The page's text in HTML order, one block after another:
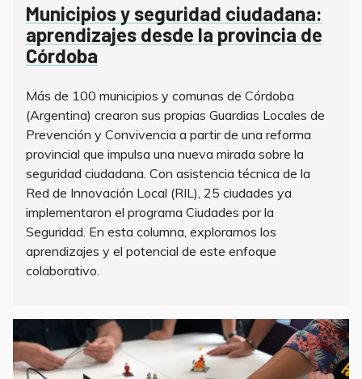
Municipios y seguridad ciudadana:
aprendizajes desde la provincia de
Córdoba
Más de 100 municipios y comunas de Córdoba
(Argentina) crearon sus propias Guardias Locales de
Prevención y Convivencia a partir de una reforma
provincial que impulsa una nueva mirada sobre la
seguridad ciudadana. Con asistencia técnica de la
Red de Innovación Local (RIL), 25 ciudades ya
implementaron el programa Ciudades por la
Seguridad. En esta columna, exploramos los
aprendizajes y el potencial de este enfoque
colaborativo.